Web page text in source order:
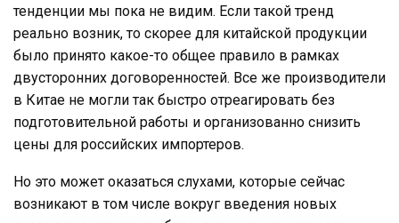
тенденции мы пока не видим. Если такой тренд
реально возник, то скорее для китайской продукции
было принято какое-то общее правило в рамках
двусторонних договоренностей. Все же производители
в Китае не могли так быстро отреагировать без
подготовительной работы и организованно снизить
цены для российских импортеров.
Но это может оказаться слухами, которые сейчас
возникают в том числе вокруг введения новых